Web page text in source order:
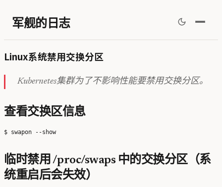
军舰的日志
Linux系统禁用交换分区
Kubernetes集群为了不影响性能要禁用交换分区。
查看交换区信息
临时禁用 /proc/swaps 中的交换分区（系
统重启后会失效）